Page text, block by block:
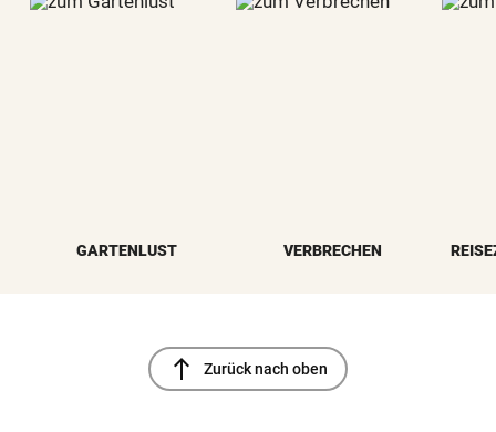
GARTENLUST VERBRECHEN
north Zurück nach oben